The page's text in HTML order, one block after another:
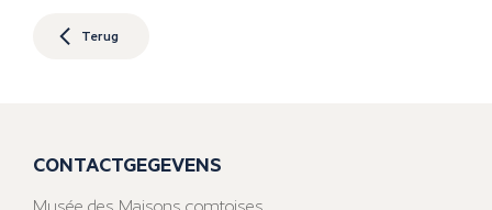
Terug
CONTACTGEGEVENS